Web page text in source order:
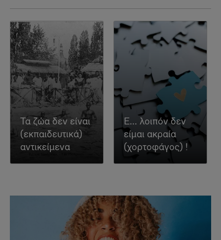
Τα ζώα δεν είναι
(εκπαιδευτικά)
αντικείμενα
Ε... λοιπόν δεν
είμαι ακραία
(χορτοφάγος) !